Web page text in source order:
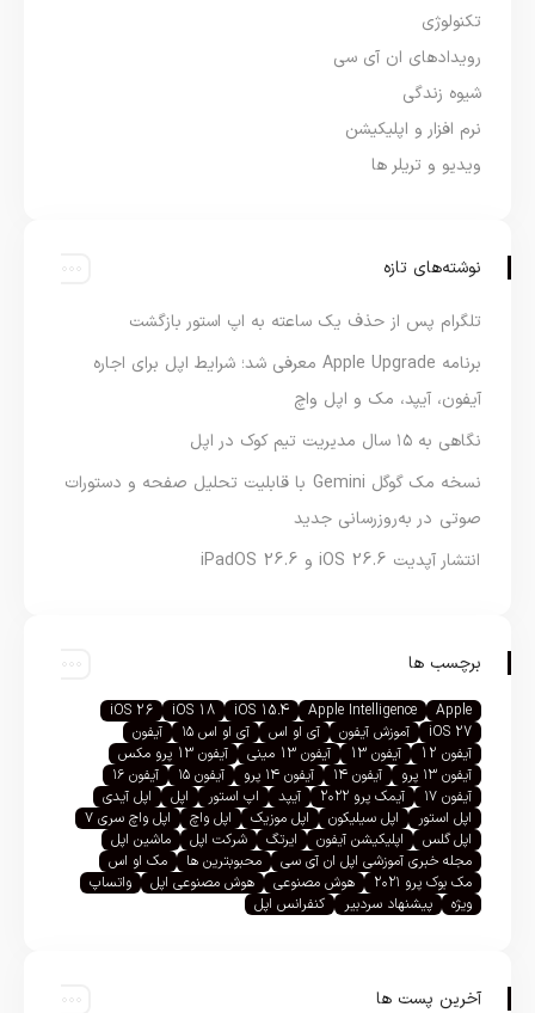
تکنولوژی
رویدادهای ان آی سی
شیوه زندگی
نرم افزار و اپلیکیشن
ویدیو و تریلر ها
نوشته‌های تازه
تلگرام پس از حذف یک ساعته به اپ استور بازگشت
برنامه Apple Upgrade معرفی شد؛ شرایط اپل برای اجاره
آیفون، آیپد، مک و اپل واچ
نگاهی به ۱۵ سال مدیریت تیم کوک در اپل
نسخه مک گوگل Gemini با قابلیت تحلیل صفحه و دستورات
صوتی در به‌روزرسانی جدید
انتشار آپدیت iOS 26.6 و iPadOS 26.6
برچسب ها
Apple
Apple Intelligence
iOS 15.4
iOS 18
iOS 26
iOS 27
آموزش آیفون آی او اس آی او اس ۱۵
آیفون
آیفون 12
آیفون 13 آیفون 13 مینی
آیفون 13 پرو مکس
آیفون ۱۳ پرو
آیفون ۱۴ آیفون ۱۴ پرو آیفون ۱۵
آیفون ۱۶
آیفون ۱۷
آیمک پرو ۲۰۲۲ آیپد اپ استور اپل
اپل آیدی
اپل استور
اپل سیلیکون اپل موزیک اپل واچ
اپل واچ سری ۷
اپل گلس
اپلیکیشن آیفون ایرتگ شرکت اپل
ماشین اپل
مجله خبری آموزشی اپل ان آی سی
محبوبترین ها
مک او اس
مک بوک پرو ۲۰۲۱
هوش مصنوعی هوش مصنوعی اپل
واتساپ
ویژه
پیشنهاد سردبیر کنفرانس اپل
آخرین پست ها